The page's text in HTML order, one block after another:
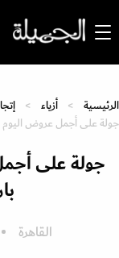
الرئيسية أزياء
جولة على أجمل عروض اليوم
جولة على
القاهرة